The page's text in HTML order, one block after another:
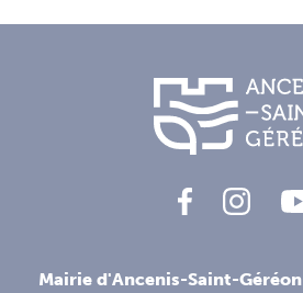
Mairie d'Ancenis-Saint-Géréon